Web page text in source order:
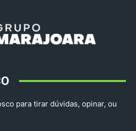
para tirar dúvidas, opinar, ou